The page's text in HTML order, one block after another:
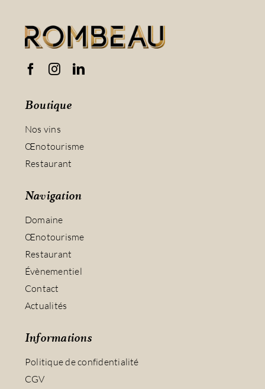
Boutique
Nos vins
Œnotourisme
Restaurant
Navigation
Domaine
Œnotourisme
Restaurant
Évènementiel
Contact
Actualités
Informations
Politique de confidentialité
CGV